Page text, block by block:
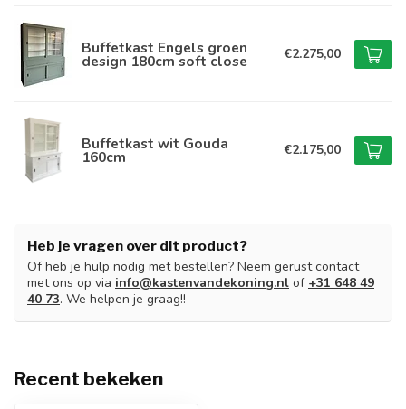
Buffetkast Engels groen
design 180cm soft close €2.275,00
Buffetkast wit Gouda
160cm €2.175,00
Heb je vragen over dit product?
Of heb je hulp nodig met bestellen? Neem gerust contact
met ons op via info@kastenvandekoning.nl of +31 648 49
40 73. We helpen je graag!!
Recent bekeken